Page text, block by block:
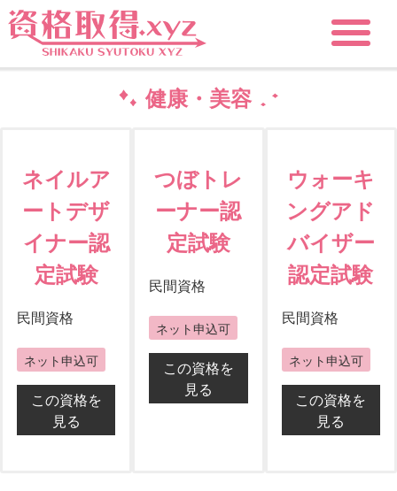
健康・美容
ネイルア
ートデザ
イナー認
定試験
民間資格
ネット申込可
この資格を
見る
つぼトレ
ーナー認
定試験
民間資格
ネット申込可
この資格を
見る
ウォーキ
ングアド
バイザー
認定試験
民間資格
ネット申込可
この資格を
見る